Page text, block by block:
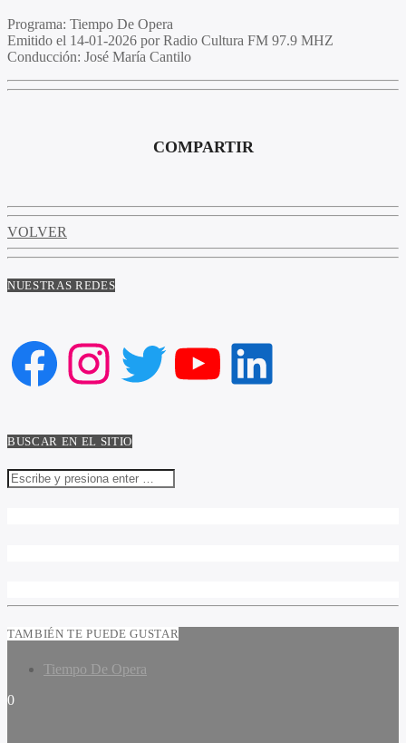
Programa: Tiempo De Opera
Emitido el 14-01-2026 por Radio Cultura FM 97.9 MHZ
Conducción: José María Cantilo
COMPARTIR
VOLVER
NUESTRAS REDES
Facebook
Instagram
Twitter
YouTube
LinkedIn
BUSCAR EN EL SITIO
TAMBIÉN TE PUEDE GUSTAR
Tiempo De Opera
0